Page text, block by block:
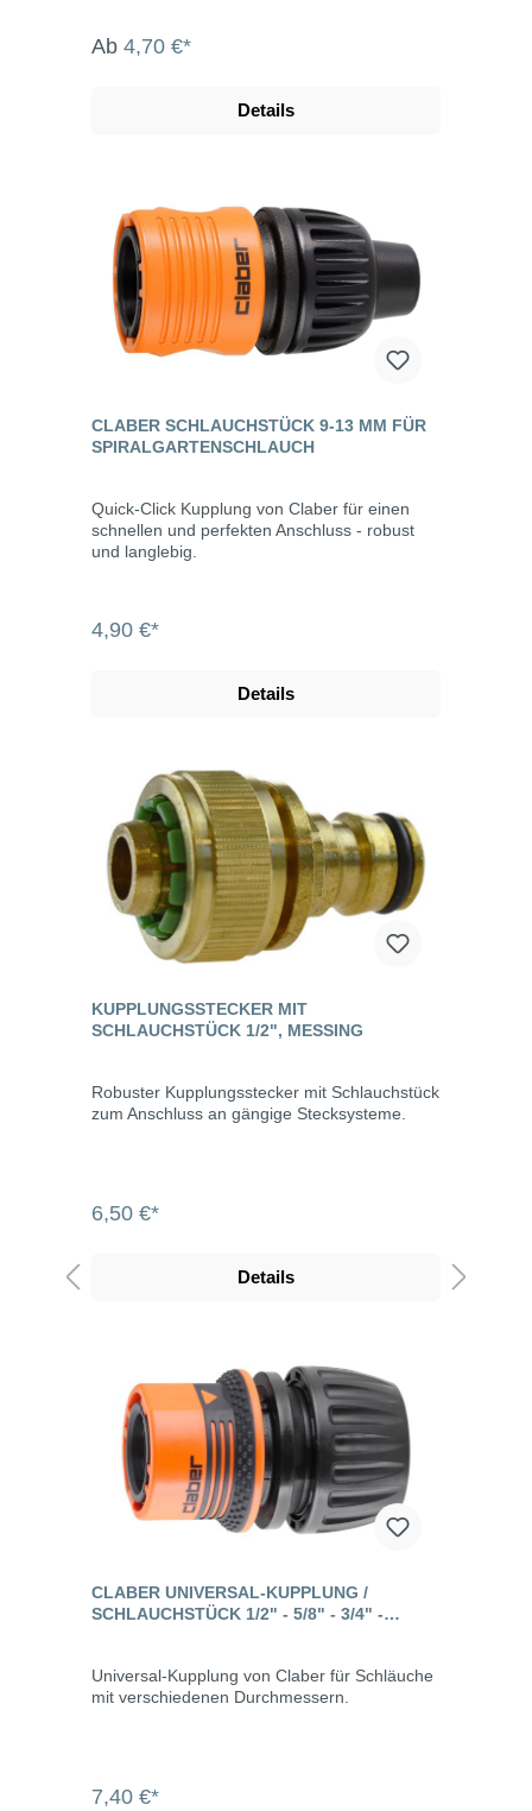
Klick-System" leicht miteinander verbinden
Ab 4,70 €*
Details
CLABER SCHLAUCHSTÜCK 9-13 MM FÜR
SPIRALGARTENSCHLAUCH
Quick-Click Kupplung von Claber für einen
schnellen und perfekten Anschluss - robust
und langlebig.
4,90 €*
Details
KUPPLUNGSSTECKER MIT
SCHLAUCHSTÜCK 1/2", MESSING
Robuster Kupplungsstecker mit Schlauchstück
zum Anschluss an gängige Stecksysteme.
6,50 €*
Details
CLABER UNIVERSAL-KUPPLUNG /
SCHLAUCHSTÜCK 1/2" - 5/8" - 3/4" -
Universal-Kupplung von Claber für Schläuche
mit verschiedenen Durchmessern.
7,40 €*